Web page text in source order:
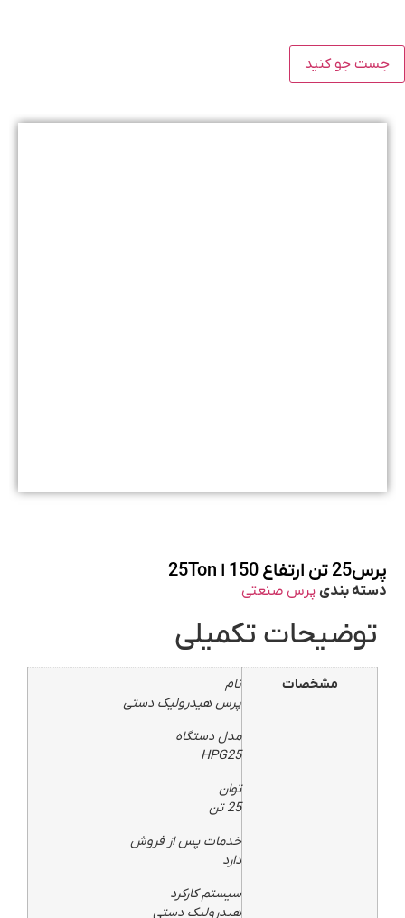
جست جو کنید
پرس25 تن ارتفاع 150 ا 25Ton
دسته بندی پرس صنعتی
توضیحات تکمیلی
مشخصات
نام
پرس هیدرولیک دستی
مدل دستگاه
HPG25
توان
25 تن
خدمات پس از فروش
دارد
سیستم کارکرد
هیدرولیک دستی